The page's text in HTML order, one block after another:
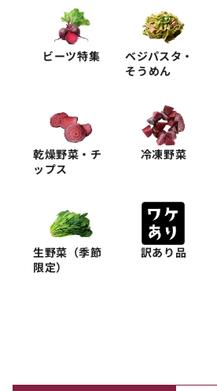
ビーツ特集
ベジパスタ・
そうめん
乾燥野菜・チ
ップス
冷凍野菜
生野菜（季節
限定）
訳あり品